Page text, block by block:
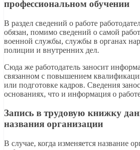
профессиональном обучении
В раздел сведений о работе
обязан, помимо сведений о самой
военной службы, службы в органах
полиции и внутренних дел.
Сюда же работодатель заносит
связанном с повышением
или подготовке кадров. Сведения
основаниях, что и информация о
Запись в трудовую книжку
названия организации
В случае, когда изменяется название